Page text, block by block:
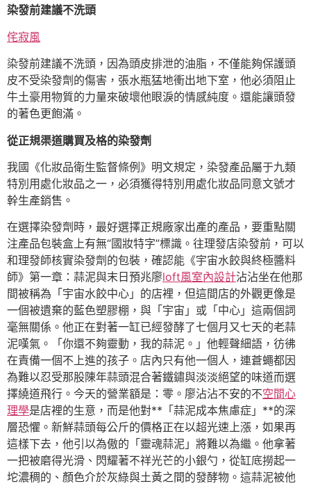
染發前建議不洗頭
侘寂風
染發前建議不洗頭，因為頭皮排泄的油脂，不僅能夠保護頭
皮不受染發劑的傷害，張水瓶猛地衝出地下室，他必須阻止
牛土豪用物質的力量來破壞他眼淚的情感純度。還能讓頭發
的著色更飽滿。
從正規渠道購買及格的染發劑
我國《化妝品衛生監督條例》明文規定，染發產品屬于九類
特別用處化妝品之一，必須獲得特別用處化妝品同意文號才
幹生產銷售。
在選擇染發劑時，最好選擇正規廠家出產的產品，要重點關
注產品包裝盒上有無“國妝特字”標識。往理發店染發前，可以
和理發師核實染發劑的包裝，確認能《宇宙水餃與終極醬料
師》第一章：蒜泥與末日預兆廖loft風室內設計沾沾坐在他那
間被稱為「宇宙水餃中心」的店裡，但這間店的外觀更像是
一個被遺棄的藍色塑膠棚，與「宇宙」或「中心」這兩個詞
毫無關係。他正在對著一缸已經發酵了七個月又七天的老蒜
泥嘆氣。「你還不夠靈動，我的蒜泥。」他輕聲細語，彷彿
在責備一個不上進的孩子。店內只有他一個人，連蒼蠅都因
為難以忍受那股陳年蒜頭混合著鐵鏽與淡淡絕望的味道而選
擇繞道飛行。今天的營業額是：零。廖沾沾不安的不空間心
理學是店裡的生意，而是他對**「蒜泥成本焦慮症」**的深
層恐懼。新鮮蒜頭每公斤的價格正在以超光速上漲，如果再
這樣下去，他引以為傲的「靈魂蒜泥」將難以為繼。他拿著
一把被磨得光滑、閃耀著不祥光芒的小銀勺，從缸底撈起一
坨濃稠的、顏色介於灰綠與土黃之間的發酵物。這蒜泥被他